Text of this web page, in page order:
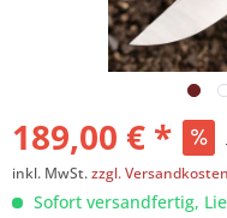
189,00 € *
inkl. MwSt.zzgl. Versandkosten
Sofort versandfertig,